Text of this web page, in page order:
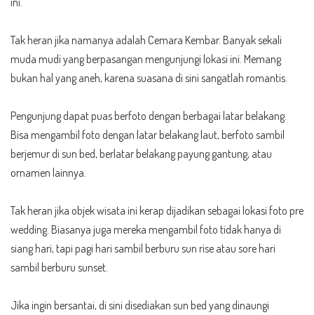
Tak heran jika namanya adalah Cemara Kembar. Banyak sekali
muda mudi yang berpasangan mengunjungi lokasi ini. Memang
bukan hal yang aneh, karena suasana di sini sangatlah romantis.
Pengunjung dapat puas berfoto dengan berbagai latar belakang.
Bisa mengambil foto dengan latar belakang laut, berfoto sambil
berjemur di sun bed, berlatar belakang payung gantung, atau
ornamen lainnya.
Tak heran jika objek wisata ini kerap dijadikan sebagai lokasi foto pre
wedding. Biasanya juga mereka mengambil foto tidak hanya di
siang hari, tapi pagi hari sambil berburu sun rise atau sore hari
sambil berburu sunset.
Jika ingin bersantai, di sini disediakan sun bed yang dinaungi